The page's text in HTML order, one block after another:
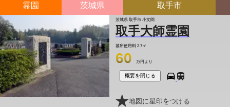
霊園 茨城県 取手市
茨城県 取手市 小文間
取手大師霊園
墓所使用料 2.7㎡
60 万円より
概要を閉じる
地図に星印をつける